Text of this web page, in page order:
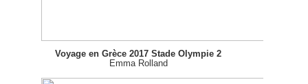
Voyage en Grèce 2017 Stade Olympie 2
Emma Rolland